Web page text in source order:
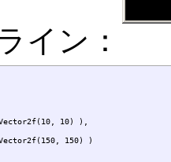
イン：
10) ),
150) )